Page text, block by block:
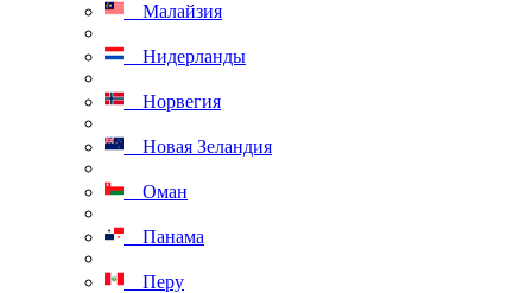
Малайзия
Нидерланды
Норвегия
Новая Зеландия
Оман
Панама
Перу